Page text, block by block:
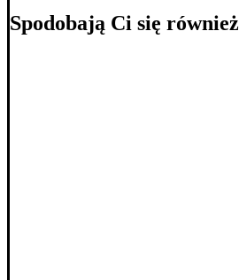
Spodobają Ci się również